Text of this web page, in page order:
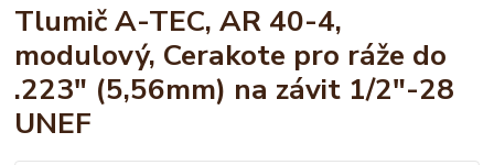
Tlumič A-TEC, AR 40-4,
modulový, Cerakote pro ráže do
.223" (5,56mm) na závit 1/2"-28
UNEF